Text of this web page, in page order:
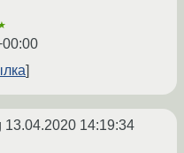
13.04.2020 14:19:34